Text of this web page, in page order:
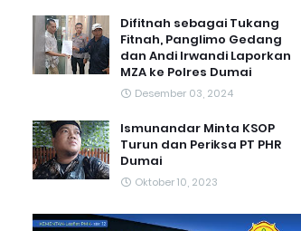
Difitnah sebagai Tukang
Fitnah, Panglimo Gedang
dan Andi Irwandi Laporkan
MZA ke Polres Dumai
Desember 03, 2024
Ismunandar Minta KSOP
Turun dan Periksa PT PHR
Dumai
Oktober 10, 2023